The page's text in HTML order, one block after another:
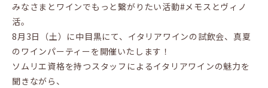
みなさまとワインでもっと繋がりたい活動#メモスとヴィノ
活。
8月3日（土）に中目黒にて、イタリアワインの試飲会、真夏
のワインパーティーを開催いたします！
ソムリエ資格を持つスタッフによるイタリアワインの魅力を
聞きながら、